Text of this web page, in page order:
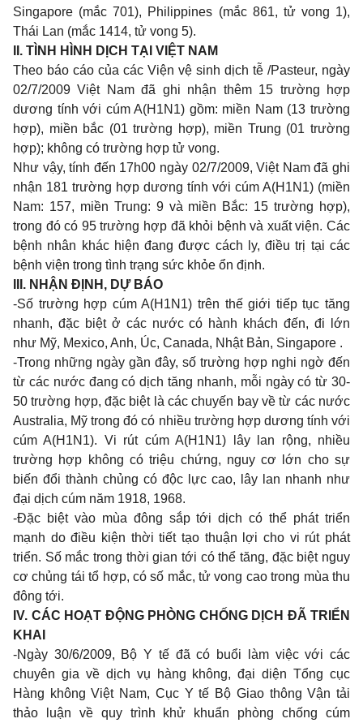
Singapore (mắc 701), Philippines (mắc 861, tử vong 1),
Thái Lan (mắc 1414, tử vong 5).
II. TÌNH HÌNH DỊCH TẠI VIỆT NAM
Theo báo cáo của các Viện vệ sinh dịch tễ /Pasteur, ngày
02/7/2009 Việt Nam đã ghi nhận thêm 15 trường hợp
dương tính với cúm A(H1N1) gồm: miền Nam (13 trường
hợp), miền bắc (01 trường hợp), miền Trung (01 trường
hợp); không có trường hợp tử vong.
Như vậy, tính đến 17h00 ngày 02/7/2009, Việt Nam đã ghi
nhận 181 trường hợp dương tính với cúm A(H1N1) (miền
Nam: 157, miền Trung: 9 và miền Bắc: 15 trường hợp),
trong đó có 95 trường hợp đã khỏi bệnh và xuất viện. Các
bệnh nhân khác hiện đang được cách ly, điều trị tại các
bệnh viện trong tình trạng sức khỏe ổn định.
III. NHẬN ĐỊNH, DỰ BÁO
-Số trường hợp cúm A(H1N1) trên thế giới tiếp tục tăng
nhanh, đặc biệt ở các nước có hành khách đến, đi lớn
như Mỹ, Mexico, Anh, Úc, Canada, Nhật Bản, Singapore .
-Trong những ngày gần đây, số trường hợp nghi ngờ đến
từ các nước đang có dịch tăng nhanh, mỗi ngày có từ 30-
50 trường hợp, đặc biệt là các chuyến bay về từ các nước
Australia, Mỹ trong đó có nhiều trường hợp dương tính với
cúm A(H1N1). Vi rút cúm A(H1N1) lây lan rộng, nhiều
trường hợp không có triệu chứng, nguy cơ lớn cho sự
biến đổi thành chủng có độc lực cao, lây lan nhanh như
đại dịch cúm năm 1918, 1968.
-Đặc biệt vào mùa đông sắp tới dịch có thể phát triển
mạnh do điều kiện thời tiết tạo thuận lợi cho vi rút phát
triển. Số mắc trong thời gian tới có thể tăng, đặc biệt nguy
cơ chủng tái tổ hợp, có số mắc, tử vong cao trong mùa thu
đông tới.
IV. CÁC HOẠT ĐỘNG PHÒNG CHỐNG DỊCH ĐÃ TRIỂN
KHAI
-Ngày 30/6/2009, Bộ Y tế đã có buổi làm việc với các
chuyên gia về dịch vụ hàng không, đại diện Tổng cục
Hàng không Việt Nam, Cục Y tế Bộ Giao thông Vận tải
thảo luận về quy trình khử khuẩn phòng chống cúm